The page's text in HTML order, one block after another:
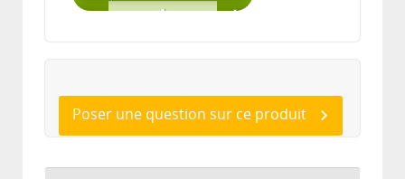
Poser une question sur ce produit